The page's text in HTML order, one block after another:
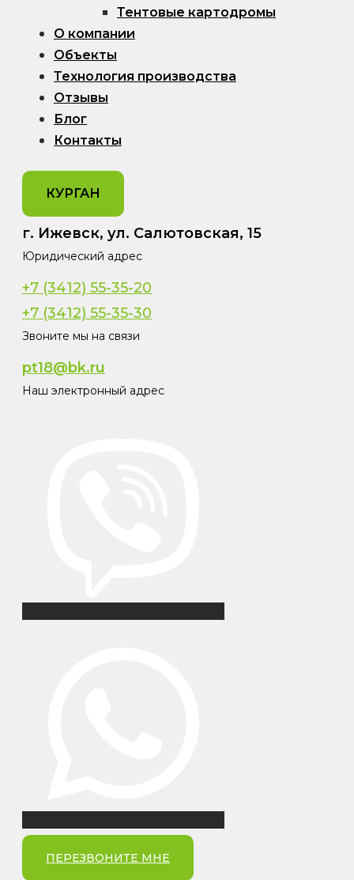
Тентовые картодромы
О компании
Объекты
Технология производства
Отзывы
Блог
Контакты
КУРГАН
г. Ижевск, ул. Салютовская, 15
Юридический адрес
+7 (3412) 55-35-20
+7 (3412) 55-35-30
Звоните мы на связи
pt18@bk.ru
Наш электронный адрес
ПЕРЕЗВОНИТЕ МНЕ